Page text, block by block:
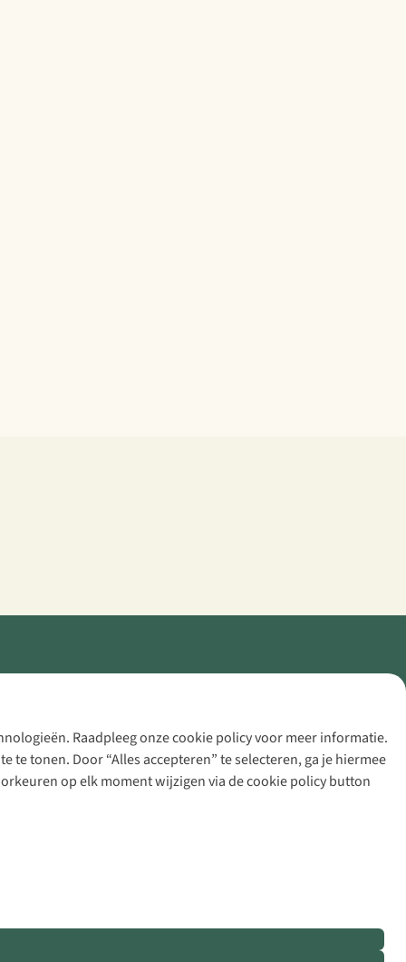
Raadpleeg onze cookie policy voor meer informatie.
tonen. Door “Alles accepteren” te selecteren, ga je hiermee
op elk moment wijzigen via de cookie policy button